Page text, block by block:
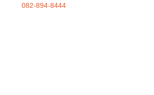
082-894-8444